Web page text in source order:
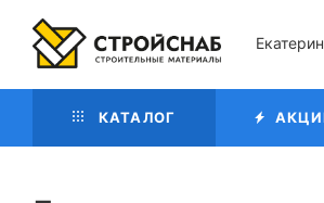
КАТАЛОГ